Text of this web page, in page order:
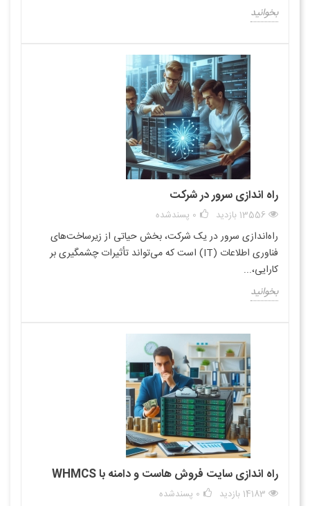
بخوانید
راه اندازی سرور در شرکت
13556 بازدید 0 پسندشده
راه‌اندازی سرور در یک شرکت، بخش حیاتی از زیرساخت‌های
فناوری اطلاعات (IT) است که می‌تواند تأثیرات چشمگیری بر
کارایی،...
بخوانید
راه اندازی سایت فروش هاست و دامنه با WHMCS
14183 بازدید 0 پسندشده